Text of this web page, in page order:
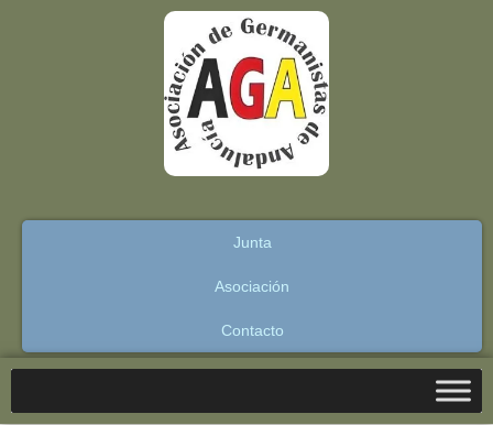
Junta
Asociación
Contacto